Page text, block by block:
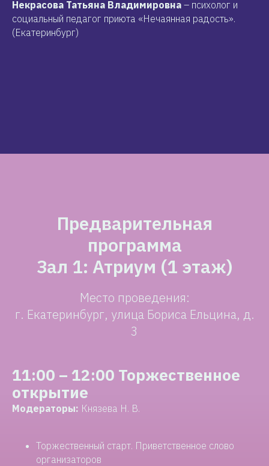
Некрасова Татьяна Владимировна – психолог и
социальный педагог приюта «Нечаянная радость».
(Екатеринбург)
Предварительная
программа
Зал 1: Атриум (1 этаж)
Место проведения:
г. Екатеринбург, улица Бориса Ельцина, д.
3
11:00 – 12:00 Торжественное
открытие
Модераторы: Князева Н. В.
Торжественный старт. Приветственное слово
организаторов